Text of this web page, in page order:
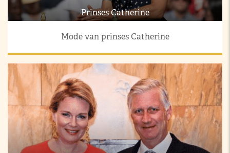
Prinses Catherine
Mode van prinses Catherine